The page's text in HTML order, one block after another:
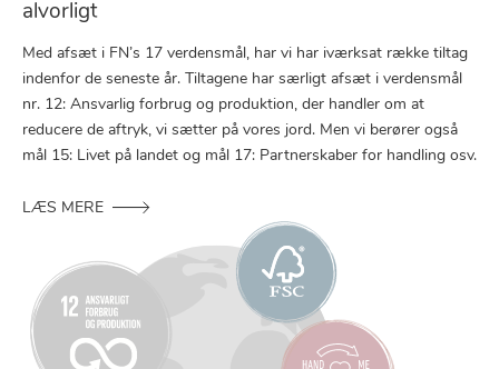
alvorligt
Med afsæt i FN’s 17 verdensmål, har vi har iværksat række tiltag
indenfor de seneste år. Tiltagene har særligt afsæt i verdensmål
nr. 12: Ansvarlig forbrug og produktion, der handler om at
reducere de aftryk, vi sætter på vores jord. Men vi berører også
mål 15: Livet på landet og mål 17: Partnerskaber for handling osv.
LÆS MERE